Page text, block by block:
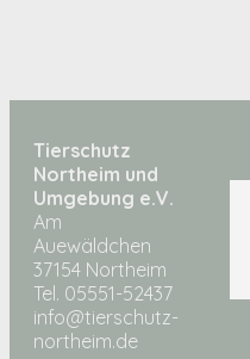
Tierschutz
Northeim und
Umgebung e.V.
Am
Auewäldchen
37154 Northeim
Tel. 05551-52437
info@tierschutz-
northeim.de